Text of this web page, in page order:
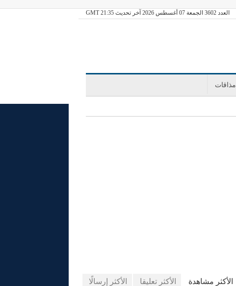
العدد 3602 الجمعة 07 أغسطس 2026 آخر تحديث GMT 21:35
مذاقات
الأكثر مشاهدة الأكثر تعليقا الأكثر إرسالًا